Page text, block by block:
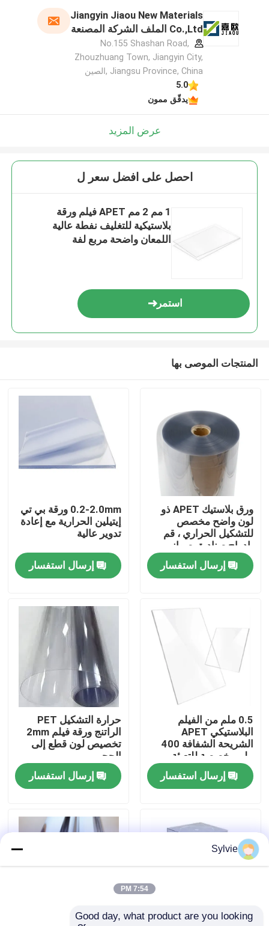
مسكن
معلومات عنا
جولة في المعمل
مراقبة الجودة
اتصل بنا
حالات
لفة PET
Jiangyin Jiaou New Materials
Co.,Ltd الملف الشركة المصنعة
No.155 Shashan Road,
Zhouzhuang Town, Jiangyin City,
Jiangsu Province, China ,الصين
5.0
يدقّق ممون
عرض المزيد
احصل على افضل سعر ل
1 مم 2 مم APET فيلم ورقة
بلاستيكية للتغليف نفطة عالية
اللمعان واضحة مربع لفة
استمر
المنتجات الموصى بها
ورق بلاستيك APET ذو
لون واضح مخصص
للتشكيل الحراري ، قم
بإدراج صناديق صواني
التغليف
إرسال استفسار
0.2-2.0mm ورقة بي تي
إيتيلين الحرارية مع إعادة
تدوير عالية
إرسال استفسار
0.5 ملم من الفيلم
البلاستيكي APET
الشريحة الشفافة 400
ملم مخصصة للتعبئة
والتغليف
إرسال استفسار
حرارة التشكيل PET
الراتنج ورقة فيلم 2mm
تخصيص لون قطع إلى
الحجم
إرسال استفسار
Sylvie
7:54 PM
Good day, what product are you looking